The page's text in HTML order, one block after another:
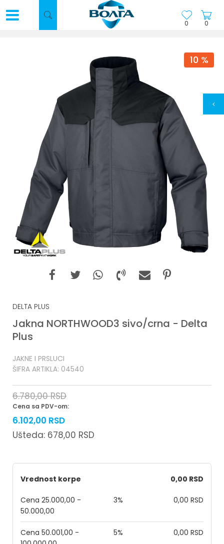
0
0
10 %
DELTA PLUS
Jakna NORTHWOOD3 sivo/crna - Delta
Plus
JAKNE I PRSLUCI
ŠIFRA ARTIKLA: 04540
6.780,00 RSD
Cena sa PDV-om:
6.102,00 RSD
Ušteda: 678,00 RSD
Vrednost korpe 0,00 RSD
Cena 25.000,00 -
50.000,00
3% 0,00 RSD
Cena 50.001,00 -
5% 0,00 RSD